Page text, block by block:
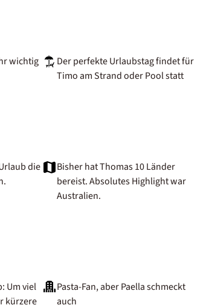
wichtig
Der perfekte Urlaubstag findet für
Timo am Strand oder Pool statt
die
Bisher hat Thomas 10 Länder
bereist. Absolutes Highlight war
Australien.
Um viel
kürzere
Pasta-Fan, aber Paella schmeckt
auch